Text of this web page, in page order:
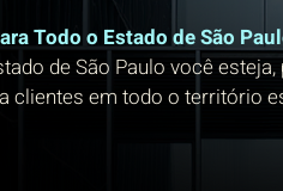
Todo o Estado de São
de São Paulo você
clientes em todo o território